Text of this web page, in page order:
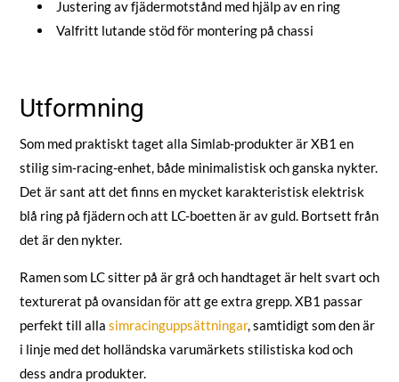
Justering av fjädermotstånd med hjälp av en ring
Valfritt lutande stöd för montering på chassi
Utformning
Som med praktiskt taget alla Simlab-produkter är XB1 en
stilig sim-racing-enhet, både minimalistisk och ganska nykter.
Det är sant att det finns en mycket karakteristisk elektrisk
blå ring på fjädern och att LC-boetten är av guld. Bortsett från
det är den nykter.
Ramen som LC sitter på är grå och handtaget är helt svart och
texturerat på ovansidan för att ge extra grepp. XB1 passar
perfekt till alla simracinguppsättningar, samtidigt som den är
i linje med det holländska varumärkets stilistiska kod och
dess andra produkter.